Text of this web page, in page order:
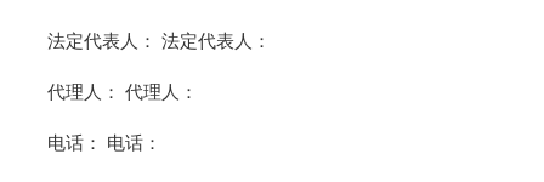
法定代表人： 法定代表人：
代理人： 代理人：
电话： 电话：